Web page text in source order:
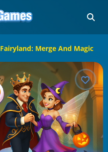
Fairyland: Merge And Magic